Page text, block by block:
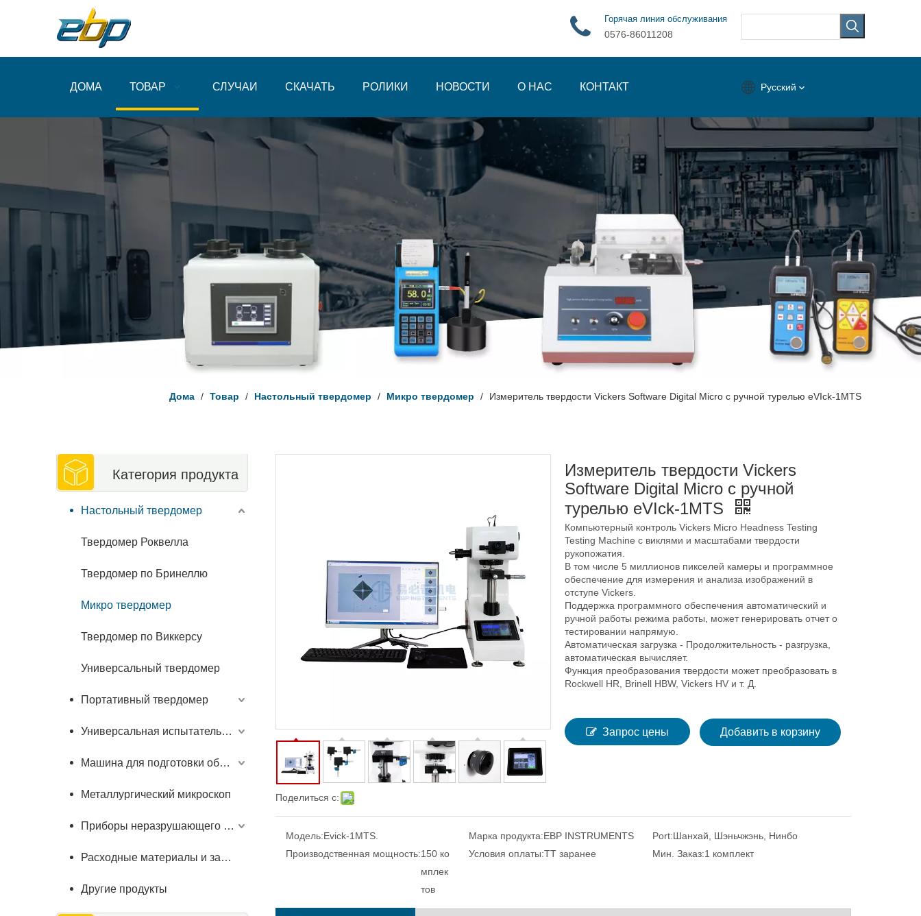
Горячая линия обслуживания
0576-86011208
ДОМА ТОВАР СЛУЧАИ СКАЧАТЬ РОЛИКИ НОВОСТИ О НАС КОНТАКТ Pусский
Дома / Товар / Настольный твердомер / Микро твердомер / Измеритель твердости Vickers Software Digital Micro с ручной турелью eVIck-1MTS
Категория продукта
Настольный твердомер
Твердомер Роквелла
Твердомер по Бринеллю
Микро твердомер
Твердомер по Виккерсу
Универсальный твердомер
Портативный твердомер
Универсальная испытательная машина
Машина для подготовки образцов
Металлургический микроскоп
Приборы неразрушающего контроля
Расходные материалы и запчасти
Другие продукты
Поделиться с:
Измеритель твердости Vickers
Software Digital Micro с ручной
турелью eVIck-1MTS
Компьютерный контроль Vickers Micro Headness Testing
Testing Machine с виклями и масштабами твердости
рукопожатия.
В том числе 5 миллионов пикселей камеры и программное
обеспечение для измерения и анализа изображений в
отступе Vickers.
Поддержка программного обеспечения автоматический и
ручной работы режима работы, может генерировать отчет о
тестировании напрямую.
Автоматическая загрузка - Продолжительность - разгрузка,
автоматическая вычисляет.
Функция преобразования твердости может преобразовать в
Rockwell HR, Brinell HBW, Vickers HV и т. Д.
Запрос цены Добавить в корзину
Модель:Evick-1MTS. Марка продукта:EBP INSTRUMENTS Port:Шанхай, Шэньчжэнь, Нинбо
Производственная мощность:150 ко
мплек
тов
Условия оплаты:TT заранее Мин. Заказ:1 комплект